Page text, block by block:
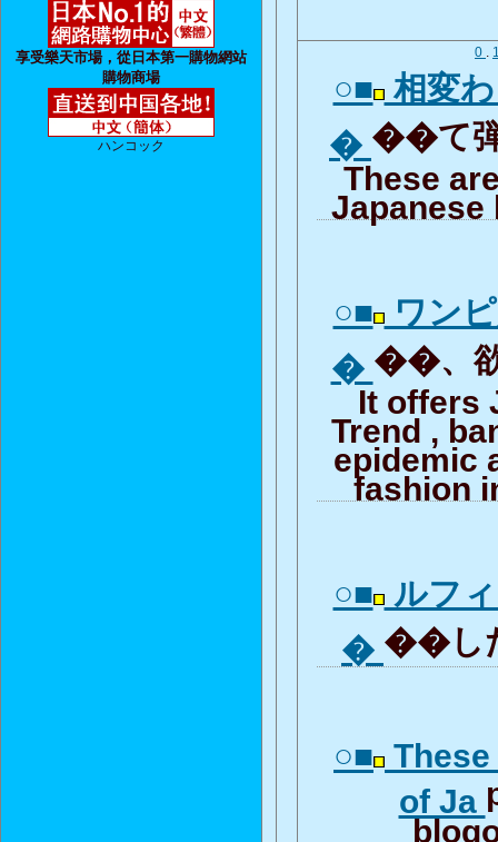
享受樂天市場，從日本第一購物網站
購物商場
ハンコック
0 .
○■ 相変
� ��て
These
○■ ワン
� ��、
It offers
Trend ,
epidemic
fashion
○■ ルフ
� ��し
○■
of Ja